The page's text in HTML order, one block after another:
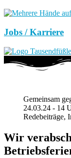
Jobs / Karriere
Gemeinsam
24.03.24 - 14
Redebeiträge,
Wir